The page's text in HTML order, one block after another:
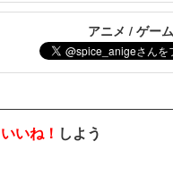
アニメ / ゲー
いいね！ しよう